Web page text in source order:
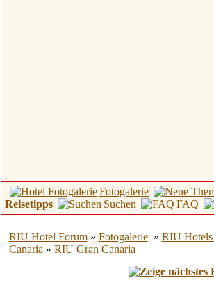
Fotogalerie
Reisetipps
Suchen FAQ
RIU Hotel Forum» Fotogalerie» RIU Hotels
Canaria » RIU Gran Canaria